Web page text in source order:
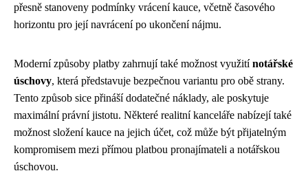
přesně stanoveny podmínky vrácení kauce, včetně časového
horizontu pro její navrácení po ukončení nájmu.
Moderní způsoby platby zahrnují také možnost využitínotářské
úschovy, která představuje bezpečnou variantu pro obě strany.
Tento způsob sice přináší dodatečné náklady, ale poskytuje
maximální právní jistotu. Některé realitní kanceláře nabízejí také
možnost složení kauce na jejich účet, což může být přijatelným
kompromisem mezi přímou platbou pronajímateli a notářskou
úschovou.